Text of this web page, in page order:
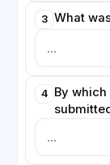
3 What
4 By